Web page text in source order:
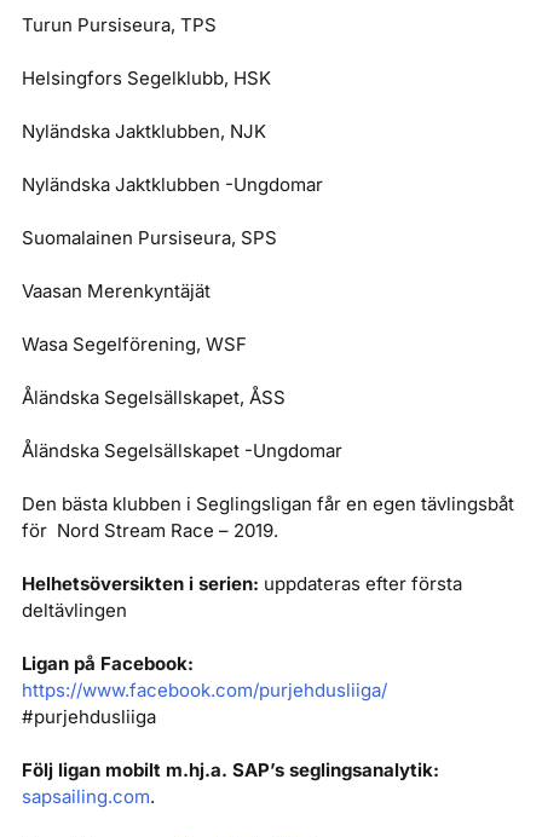
Turun Pursiseura, TPS
Helsingfors Segelklubb, HSK
Nyländska Jaktklubben, NJK
Nyländska Jaktklubben -Ungdomar
Suomalainen Pursiseura, SPS
Vaasan Merenkyntäjät
Wasa Segelförening, WSF
Åländska Segelsällskapet, ÅSS
Åländska Segelsällskapet -Ungdomar
Den bästa klubben i Seglingsligan får en egen tävlingsbåt
för Nord Stream Race – 2019.
Helhetsöversikten i serien: uppdateras efter första
deltävlingen
Ligan på Facebook:
https://www.facebook.com/purjehdusliiga/
#purjehdusliiga
Följ ligan mobilt m.hj.a. SAP’s seglingsanalytik:
sapsailing.com.